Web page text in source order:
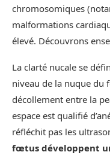
chromosomiques
malformations
élevé. Découvrons
La clarté nucale se
niveau de la nuque du
décollement entre la
espace est qualifié
réfléchit pas les
fœtus développent